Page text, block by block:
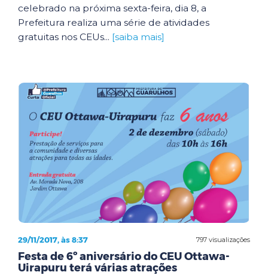
celebrado na próxima sexta-feira, dia 8, a
Prefeitura realiza uma série de atividades
gratuitas nos CEUs... [saiba mais]
797 visualizações
29/11/2017, às 8:37
Festa de 6º aniversário do CEU Ottawa-
Uirapuru terá várias atrações